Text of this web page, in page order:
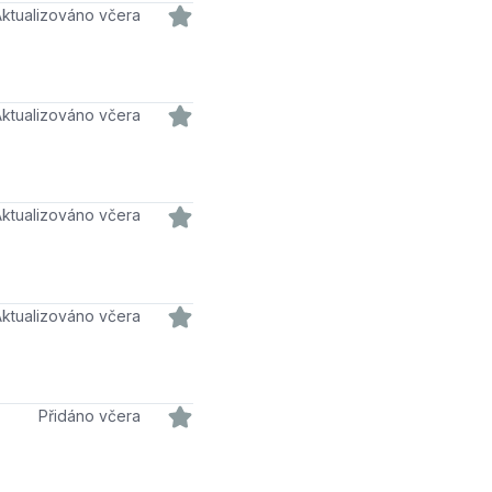
Aktualizováno včera
Aktualizováno včera
Aktualizováno včera
Aktualizováno včera
Přidáno včera